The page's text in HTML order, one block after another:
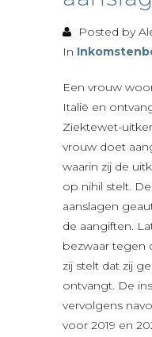
Posted by
In
Een vrouw
Italië en
Ziektewet-
vrouw doet
waarin zij de
op nihil stelt.
aanslagen
de aangiften.
bezwaar tegen
zij stelt dat zij
ontvangt. De
vervolgens
voor 2019 en